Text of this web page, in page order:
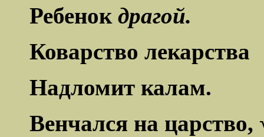
Ребенок драгой.
Коварство лекарства
Надломит калам.
Венчался на царство,